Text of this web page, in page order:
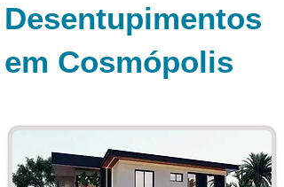
Desentupimentos
em Cosmópolis